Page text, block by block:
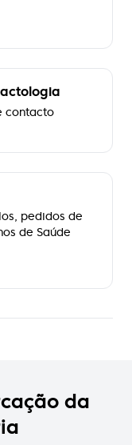
contacto
pedidos de
de Saúde
da